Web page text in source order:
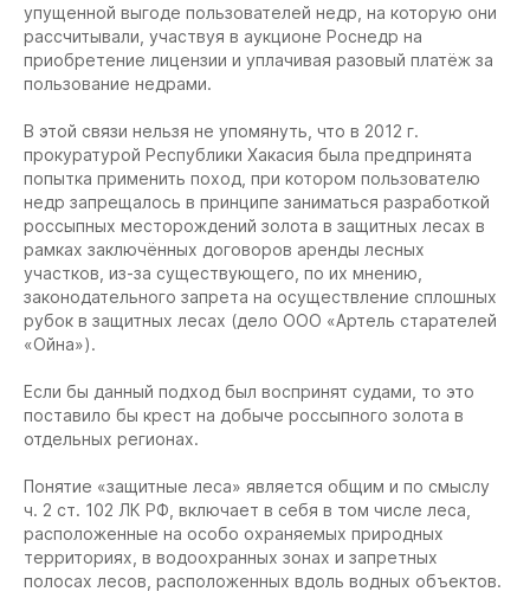
упущенной выгоде пользователей недр, на которую они
рассчитывали, участвуя в аукционе Роснедр на
приобретение лицензии и уплачивая разовый платёж за
пользование недрами.
В этой связи нельзя не упомянуть, что в 2012 г.
прокуратурой Республики Хакасия была предпринята
попытка применить поход, при котором пользователю
недр запрещалось в принципе заниматься разработкой
россыпных месторождений золота в защитных лесах в
рамках заключённых договоров аренды лесных
участков, из-за существующего, по их мнению,
законодательного запрета на осуществление сплошных
рубок в защитных лесах (дело ООО «Артель старателей
«Ойна»).
Если бы данный подход был воспринят судами, то это
поставило бы крест на добыче россыпного золота в
отдельных регионах.
Понятие «защитные леса» является общим и по смыслу
ч. 2 ст. 102 ЛК РФ, включает в себя в том числе леса,
расположенные на особо охраняемых природных
территориях, в водоохранных зонах и запретных
полосах лесов, расположенных вдоль водных объектов.